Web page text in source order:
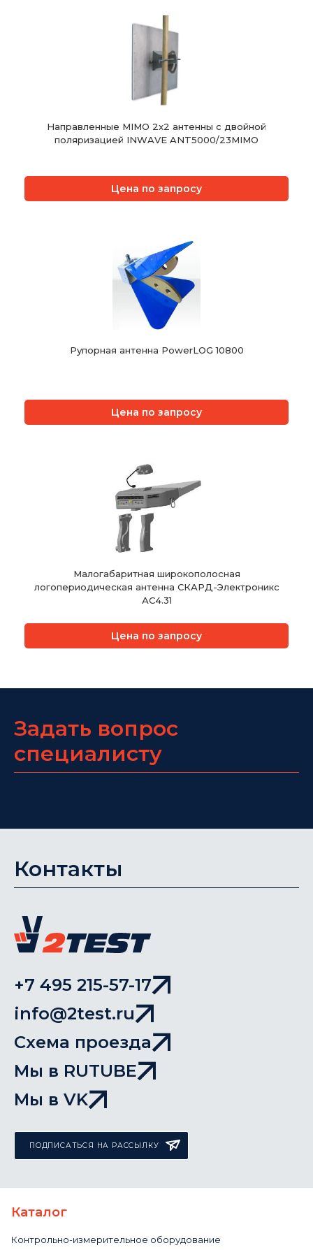
Направленные MIMO 2x2 антенны с двойной
поляризацией INWAVE ANT5000/23MIMO
Цена по запросу
Рупорная антенна PowerLOG 10800
Цена по запросу
Малогабаритная широкополосная
логопериодическая антенна СКАРД-Электроникс
АС4.31
Цена по запросу
Задать вопрос
специалисту
Контакты
+7 495 215-57-17
info@2test.ru
Схема проезда
Мы в RUTUBE
Мы в VK
ПОДПИСАТЬСЯ НА РАССЫЛКУ
Каталог
Контрольно-измерительное оборудование